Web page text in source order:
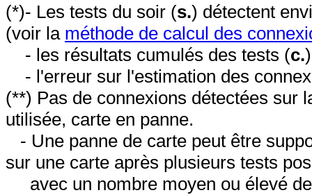
(*)- Les tests du soir (s.) détectent
(voir la méthode de calcul des
- les résultats cumulés des tests (c.
- l'erreur sur l'estimation des
(**) Pas de connexions détectées sur
utilisée, carte en panne.
- Une panne de carte peut être
sur une carte après plusieurs tests
avec un nombre moyen ou élevé